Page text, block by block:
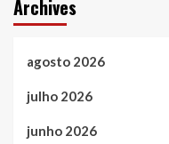
Archives
agosto 2026
julho 2026
junho 2026